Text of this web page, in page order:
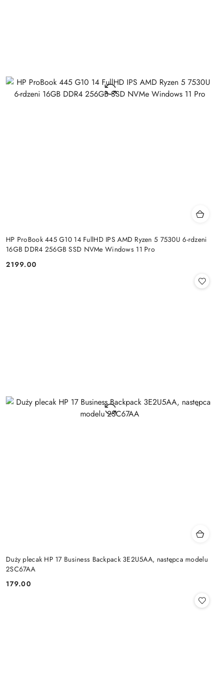
HP ProBook 445 G10 14 FullHD IPS AMD Ryzen 5 7530U 6-rdzeni
16GB DDR4 256GB SSD NVMe Windows 11 Pro
Cena:
2199.00
Duży plecak HP 17 Business Backpack 3E2U5AA, następca modelu
2SC67AA
Cena:
179.00